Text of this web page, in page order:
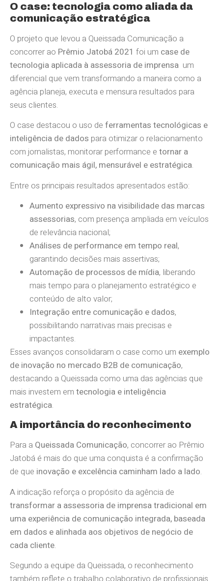
O case: tecnologia como aliada da
comunicação estratégica
O projeto que levou a Queissada Comunicação a
concorrer ao Prêmio Jatobá 2021 foi um case de
tecnologia aplicada à assessoria de imprensa um
diferencial que vem transformando a maneira como a
agência planeja, executa e mensura resultados para
seus clientes.
O case destacou o uso de ferramentas tecnológicas e
inteligência de dados para otimizar o relacionamento
com jornalistas, monitorar performance e tornar a
comunicação mais ágil, mensurável e estratégica.
Entre os principais resultados apresentados estão:
Aumento expressivo na visibilidade das marcas
assessorias, com presença ampliada em veículos
de relevância nacional;
Análises de performance em tempo real,
garantindo decisões mais assertivas;
Automação de processos de mídia, liberando
mais tempo para o planejamento estratégico e
conteúdo de alto valor;
Integração entre comunicação e dados,
possibilitando narrativas mais precisas e
impactantes.
Esses avanços consolidaram o case como um exemplo
de inovação no mercado B2B de comunicação,
destacando a Queissada como uma das agências que
mais investem em tecnologia e inteligência
estratégica.
A importância do reconhecimento
Para a Queissada Comunicação, concorrer ao Prêmio
Jatobá é mais do que uma conquista é a confirmação
de que inovação e excelência caminham lado a lado.
A indicação reforça o propósito da agência de
transformar a assessoria de imprensa tradicional em
uma experiência de comunicação integrada, baseada
em dados e alinhada aos objetivos de negócio de
cada cliente.
Segundo a equipe da Queissada, o reconhecimento